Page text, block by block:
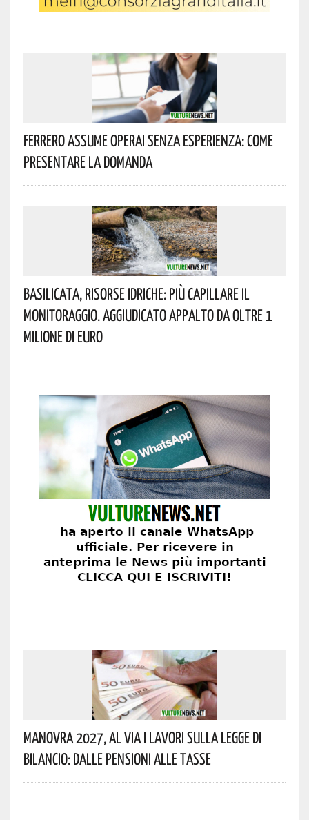
Ferrero Assume Operai Senza Esperienza: Come
Presentare La Domanda
Basilicata, Risorse Idriche: Più Capillare Il
Monitoraggio. Aggiudicato Appalto Da Oltre 1
Milione Di Euro
Manovra 2027, Al Via I Lavori Sulla Legge Di
Bilancio: Dalle Pensioni Alle Tasse